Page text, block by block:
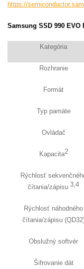
https://
Samsung SSD 990
Kategória
Rozhranie
Formát
Typ pamäte
Ovládač
Kapacita2
Rýchlosť
čítania/zápisu 3,4
Rýchlosť náhodného
čítania/zápisu
Obslužný softvér
Šifrovanie dát